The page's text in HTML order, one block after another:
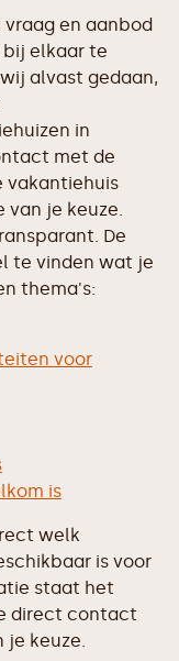
en aanbod
elkaar te
alvast gedaan,
in
met de
vakantiehuis
je keuze.
De
te vinden wat je
thema's:
voor
is
welk
is voor
staat het
direct contact
je keuze.